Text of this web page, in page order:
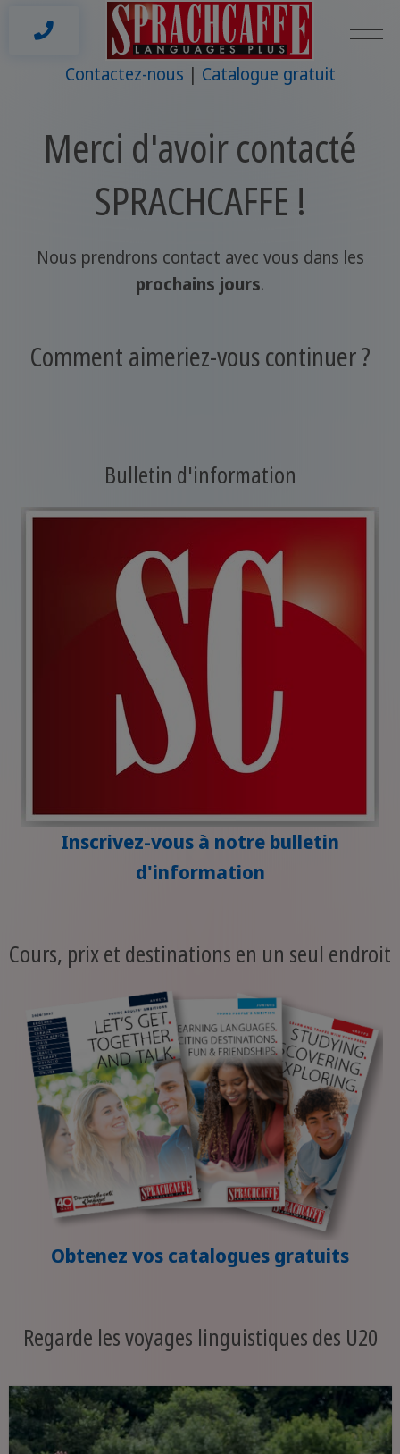
Contactez-nous Catalogue gratuit
Merci d'avoir contacté
SPRACHCAFFE !
Nous prendrons contact avec vous dans les
prochains jours.
Comment aimeriez-vous continuer ?
Bulletin d'information
Inscrivez-vous à notre bulletin
d'information
Cours, prix et destinations en un seul endroit
Obtenez vos catalogues gratuits
Regarde les voyages linguistiques des U20